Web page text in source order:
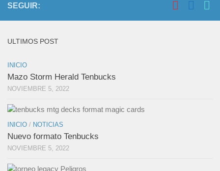
SEGUIR:
ULTIMOS POST
INICIO
Mazo Storm Herald Tenbucks
NOVIEMBRE 5, 2022
INICIO / NOTICIAS
Nuevo formato Tenbucks
NOVIEMBRE 5, 2022